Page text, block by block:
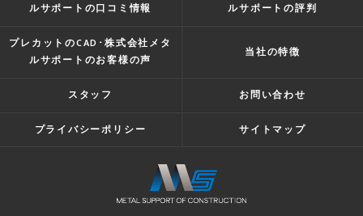
ルサポートの口コミ情報
ルサポートの評判
プレカットのCAD･株式会社メタ
ルサポートのお客様の声
当社の特徴
スタッフ お問い合わせ
プライバシーポリシー サイトマップ